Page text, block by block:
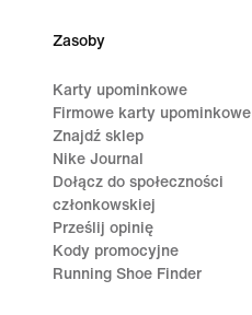
Zasoby
Karty upominkowe
Firmowe karty upominkowe
Znajdź sklep
Nike Journal
Dołącz do społeczności
członkowskiej
Prześlij opinię
Kody promocyjne
Running Shoe Finder